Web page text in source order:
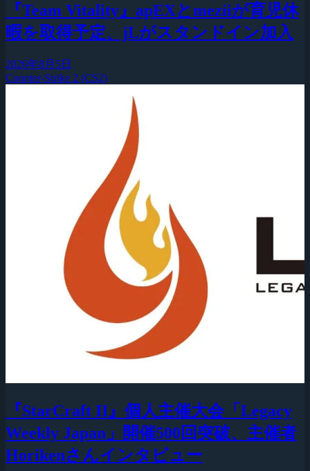
『Team Vitality』apEXとmeziiが育児休
暇を取得予定、jLがスタンドイン加入
2026年8月5日
Counter-Strike 2 (CS2)
『StarCraft II』個人主催大会「Legacy
Weekly Japan」開催500回突破、主催者
Horikenさんインタビュー